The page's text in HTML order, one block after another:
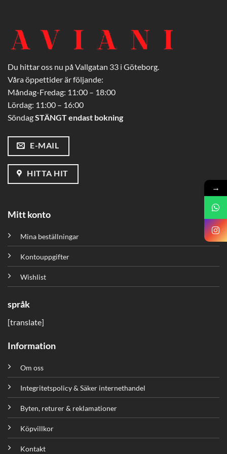
Du hittar oss nu på Vallgatan 33 i Göteborg.
Våra öppettider är följande:
Måndag-Fredag: 11:00 – 18:00
Lördag: 11:00 – 16:00
SöndagSTÄNGT endast bokning
E-MAIL
HITTA HIT
Mitt konto
Mina beställningar
Kontouppgifter
Wishlist
språk
[translate]
Information
Om oss
Integritetspolicy & Säker internethandel
Byten, returer & reklamationer
Köpvillkor
Kontakt
→